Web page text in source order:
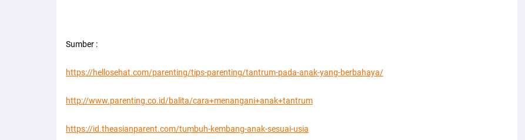
Sumber :
https://hellosehat.com/parenting/tips-parenting/tantrum-pada-anak-yang-berbahaya/
http://www.parenting.co.id/balita/cara+menangani+anak+tantrum
https://id.theasianparent.com/tumbuh-kembang-anak-sesuai-usia